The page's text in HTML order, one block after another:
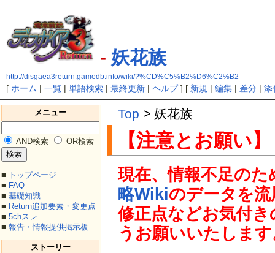
- 妖花族
http://disgaea3return.gamedb.info/wiki/?%CD%C5%B2%D6%C2%B2
[ ホーム | 一覧| 単語検索| 最終更新| ヘルプ] [ 新規 | 編集| 差分| 添
メニュー
AND検索 OR検索
■ トップページ
■ FAQ
■ 基礎知識
■ Return追加要素・変更点
■ 5chスレ
■ 報告・情報提供掲示板
ストーリー
Top > 妖花族
【注意とお願い】
現在、情報不足のた
略Wikiのデータを
修正点などお気付
うお願いいたしま